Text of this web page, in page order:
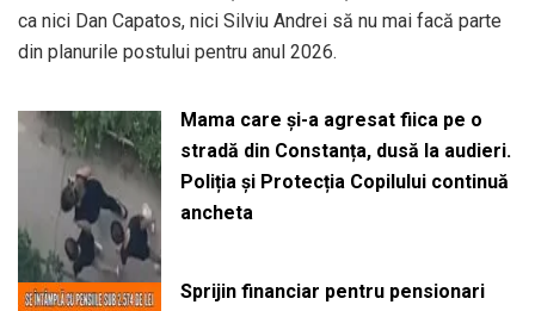
ca nici Dan Capatos, nici Silviu Andrei să nu mai facă parte
din planurile postului pentru anul 2026.
Mama care și-a agresat fiica pe o
stradă din Constanța, dusă la audieri.
Poliția și Protecția Copilului continuă
ancheta
Sprijin financiar pentru pensionari